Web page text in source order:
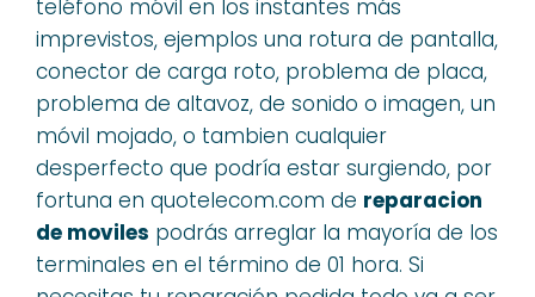
teléfono móvil en los instantes más
imprevistos, ejemplos una rotura de pantalla,
conector de carga roto, problema de placa,
problema de altavoz, de sonido o imagen, un
móvil mojado, o tambien cualquier
desperfecto que podría estar surgiendo, por
fortuna en quotelecom.com de reparacion
de moviles podrás arreglar la mayoría de los
terminales en el término de 01 hora. Si